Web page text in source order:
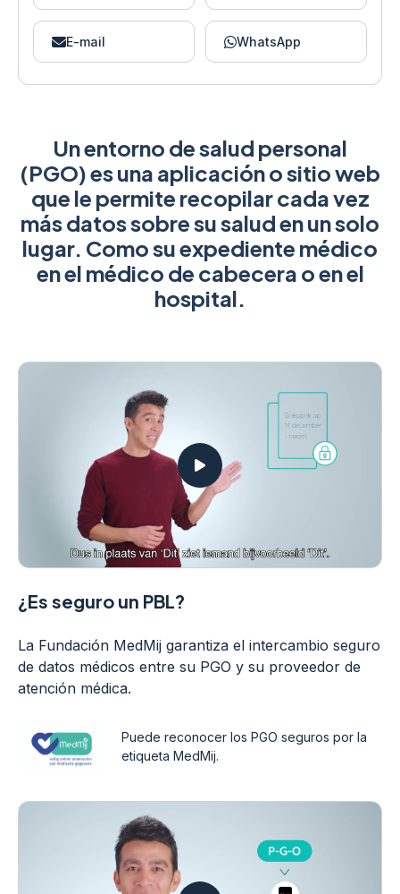
E-mail WhatsApp
Un entorno de salud personal
(PGO) es una aplicación o sitio web
que le permite recopilar cada vez
más datos sobre su salud en un solo
lugar. Como su expediente médico
en el médico de cabecera o en el
hospital.
¿Es seguro un PBL?
La Fundación MedMij garantiza el intercambio seguro
de datos médicos entre su PGO y su proveedor de
atención médica.
Puede reconocer los PGO seguros por la
etiqueta MedMij.